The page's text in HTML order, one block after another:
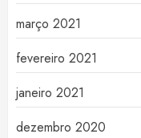
março 2021
fevereiro 2021
janeiro 2021
dezembro 2020